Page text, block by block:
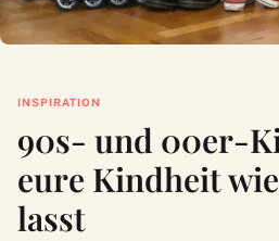
INSPIRATION
90s- und 00er-
eure Kindheit
lasst